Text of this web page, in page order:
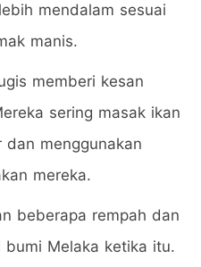
mendalam sesuai
manis.
memberi kesan
sering masak ikan
menggunakan
mereka.
beberapa rempah dan
Melaka ketika itu.